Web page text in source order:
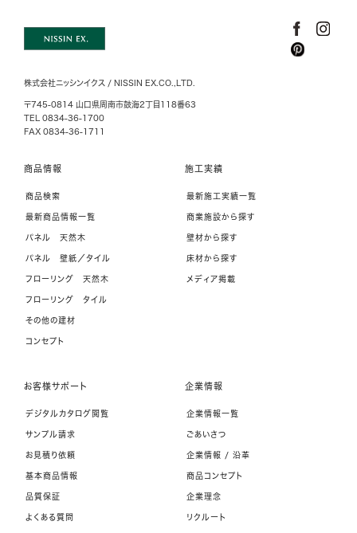
株式会社ニッシンイクス / NISSIN EX.CO.,LTD.
〒745-0814 山口県周南市鼓海2丁目118番63
TEL 0834-36-1700
FAX 0834-36-1711
商品情報
商品検索
最新商品情報一覧
パネル 天然木
パネル 壁紙／タイル
フローリング 天然木
フローリング タイル
その他の建材
コンセプト
施工実績
最新施工実績一覧
商業施設から探す
壁材から探す
床材から探す
メディア掲載
お客様サポート
デジタルカタログ閲覧
サンプル請求
お見積り依頼
基本商品情報
品質保証
よくある質問
企業情報
企業情報一覧
ごあいさつ
企業情報 / 沿革
商品コンセプト
企業理念
リクルート